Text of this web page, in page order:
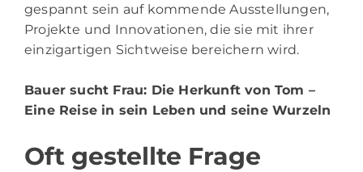
gespannt sein auf kommende Ausstellungen,
Projekte und Innovationen, die sie mit ihrer
einzigartigen Sichtweise bereichern wird.
Bauer sucht Frau: Die Herkunft von Tom –
Eine Reise in sein Leben und seine Wurzeln
Oft gestellte Frage